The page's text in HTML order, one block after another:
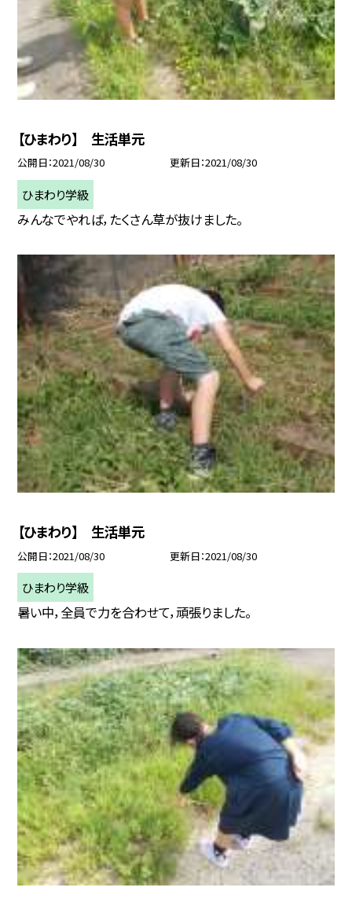
【ひまわり】 生活単元
公開日 2021/08/30 更新日 2021/08/30
ひまわり学級
みんなでやれば，たくさん草が抜けました。
【ひまわり】 生活単元
公開日 2021/08/30 更新日 2021/08/30
ひまわり学級
暑い中，全員で力を合わせて，頑張りました。